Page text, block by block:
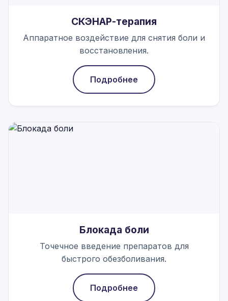
СКЭНАР-терапия
Аппаратное воздействие для снятия боли и
восстановления.
Подробнее
Блокада боли
Точечное введение препаратов для
быстрого обезболивания.
Подробнее